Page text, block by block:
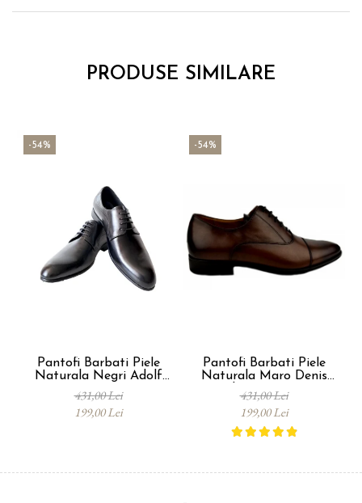
PRODUSE SIMILARE
-54%
Pantofi Barbati Piele
Naturala Negri Adolf
B00173
431,00 Lei
199,00 Lei
-54%
Pantofi Barbati Piele
Naturala Maro Denis
Oliver B00005
431,00 Lei
199,00 Lei